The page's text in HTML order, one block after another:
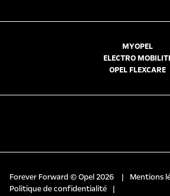
MYOPEL
ELECTRO
OPEL FLEXCARE
Forever Forward © Opel 2026 | Mentions
Politique de confidentialité
|